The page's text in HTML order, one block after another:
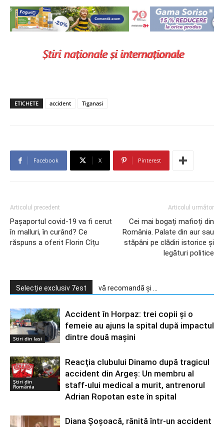
ETICHETE accident Tiganasi
Facebook X Pinterest
Articolul precedent
Paşaportul covid-19 va fi cerut
în malluri, în curând? Ce
răspuns a oferit Florin Cîțu
Articolul următor
Cei mai bogați mafioți din
România. Palate din aur sau
stăpâni pe clădiri istorice și
legături politice
Selecție exclusiv 7est vă recomandă și ...
Stiri din Iasi
Accident în Horpaz: trei copii și o
femeie au ajuns la spital după impactul
dintre două mașini
Știri din
România
Reacția clubului Dinamo după tragicul
accident din Argeș: Un membru al
staff-ului medical a murit, antrenorul
Adrian Ropotan este în spital
Diana Şoşoacă, rănită într-un accident